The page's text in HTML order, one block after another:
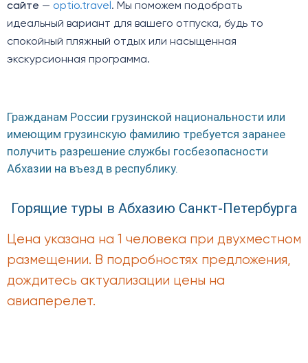
сайте — optio.travel. Мы поможем подобрать
идеальный вариант для вашего отпуска, будь то
спокойный пляжный отдых или насыщенная
экскурсионная программа.
Гражданам России грузинской национальности или
имеющим грузинскую фамилию требуется заранее
получить разрешение службы госбезопасности
Абхазии на въезд в республику.
Горящие туры в Абхазию Санкт-Петербурга
Цена указана на 1 человека при двухместном
размещении. В подробностях предложения,
дождитесь актуализации цены на
авиаперелет.